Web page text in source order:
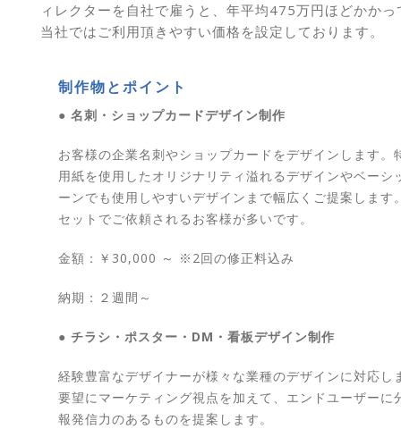
ィレクターを自社で雇うと、年平均475万円ほどかか
当社ではご利用頂きやすい価格を設定しております。
制作物とポイント
● 名刺・ショップカードデザイン制作
お客様の企業名刺やショップカードをデザインします。
用紙を使用したオリジナリティ溢れるデザインやベーシ
ーンでも使用しやすいデザインまで幅広くご提案します
セットでご依頼されるお客様が多いです。
金額：￥30,000 ～ ※2回の修正料込み
納期：２週間～
● チラシ・ポスター・DM・看板デザイン制作
経験豊富なデザイナーが様々な業種のデザインに対応し
要望にマーケティング視点を加えて、エンドユーザーに
報発信力のあるものを提案します。